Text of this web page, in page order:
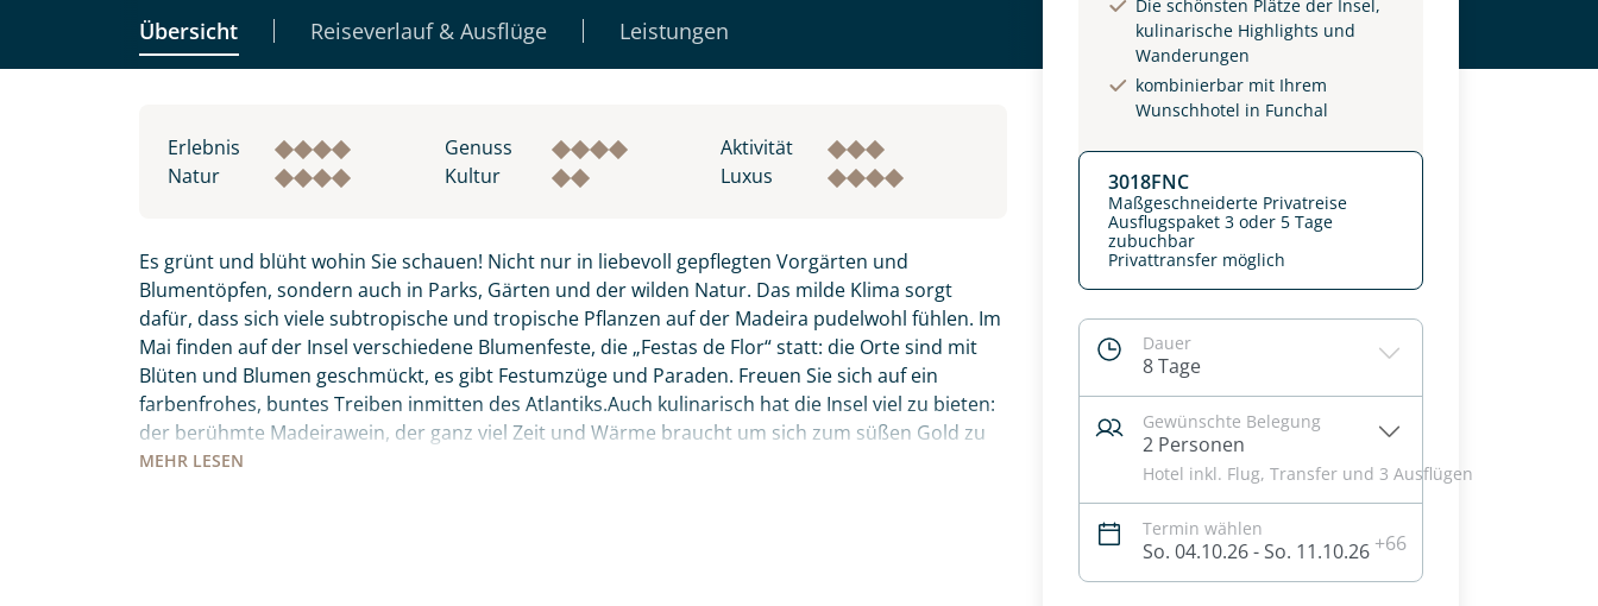
Übersicht Reiseverlauf & Ausflüge Leistungen
Die schönsten Plätze der Insel,
kulinarische Highlights und
Wanderungen
kombinierbar mit Ihrem
Wunschhotel in Funchal
3018FNC
Maßgeschneiderte Privatreise
Ausflugspaket 3 oder 5 Tage
zubuchbar
Privattransfer möglich
Dauer
8 Tage
Gewünschte Belegung
2 Personen
Hotel inkl. Flug, Transfer und 3 Ausflügen
Termin wählen
So. 04.10.26 - So. 11.10.26 +66
Erlebnis Genuss
Aktivität
Natur
Kultur Luxus
MEHR LESEN
Es grünt und blüht wohin Sie schauen! Nicht nur in liebevoll gepflegten Vorgärten und
Blumentöpfen, sondern auch in Parks, Gärten und der wilden Natur. Das milde Klima sorgt
dafür, dass sich viele subtropische und tropische Pflanzen auf der Madeira pudelwohl fühlen. Im
Mai finden auf der Insel verschiedene Blumenfeste, die „Festas de Flor“ statt: die Orte sind mit
Blüten und Blumen geschmückt, es gibt Festumzüge und Paraden. Freuen Sie sich auf ein
farbenfrohes, buntes Treiben inmitten des Atlantiks.Auch kulinarisch hat die Insel viel zu bieten:
der berühmte Madeirawein, der ganz viel Zeit und Wärme braucht um sich zum süßen Gold zu
wandeln. Der „Peixe Espada Preto“ – schwarzer Degenfisch, den Sie bitte zunächst probieren,